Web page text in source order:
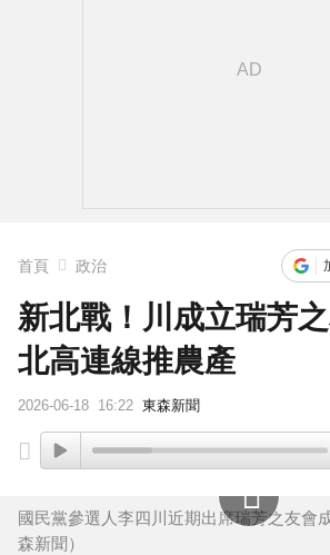
首頁 政治
新北戰！川成立瑞芳
北高連線推農產
2026-06-18 16:22 東森新聞
國民黨參選人李四川近期出席瑞芳之友會
森新聞）